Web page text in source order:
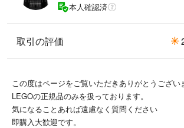
本人確認済
取引の評価
この度はページをご覧いただきありがとうござい
LEGOの正規品のみを扱っております。
気になることあれば遠慮なく質問ください
即購入大歓迎です。